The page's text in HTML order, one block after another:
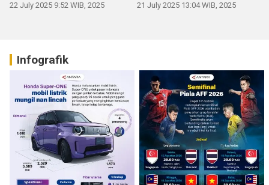
22 July 2025 9:52 WIB, 2025 21 July 2025 13:04 WIB, 2025
Infografik